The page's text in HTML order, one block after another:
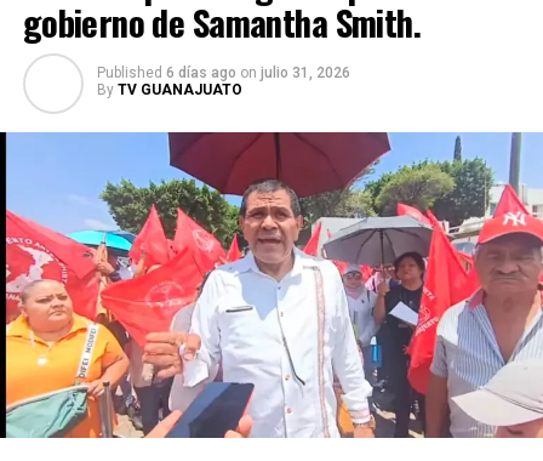
“Astronomía entre callejones”, donde el público podrá
acercarse a temas como galaxias, estrellas, agujeros
negros, eclipses y el origen del universo. Con este tipo
de iniciativas, la UG no solo fortalece la formación de
futuros investigadores, sino que también acerca la
ciencia a la sociedad y posiciona a Guanajuato como un
referente nacional en la divulgación científica.
gobierno de Samantha Smith.
Published 6 días ago on julio 31, 2026
By TV GUANAJUATO